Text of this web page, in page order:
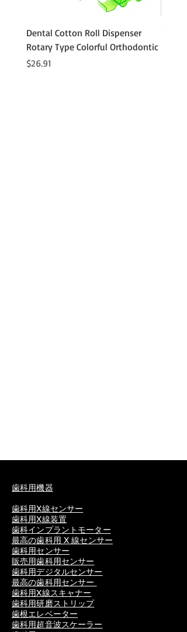
Dental Cotton Roll Dispenser
Rotary Type Colorful Orthodontic
価格
$26.91
歯科用機器
歯科用X線センサー
歯科用X線装置
歯科インプラントモーター
最高の歯科用 X 線センサー
歯科用センサー
販売用歯科用センサー
歯科用デジタルセンサー
最高の歯科用センサー
歯科用X線スキャナー
歯科用研磨ストリップ
歯根エレベーター
歯科用超音波スケーラー